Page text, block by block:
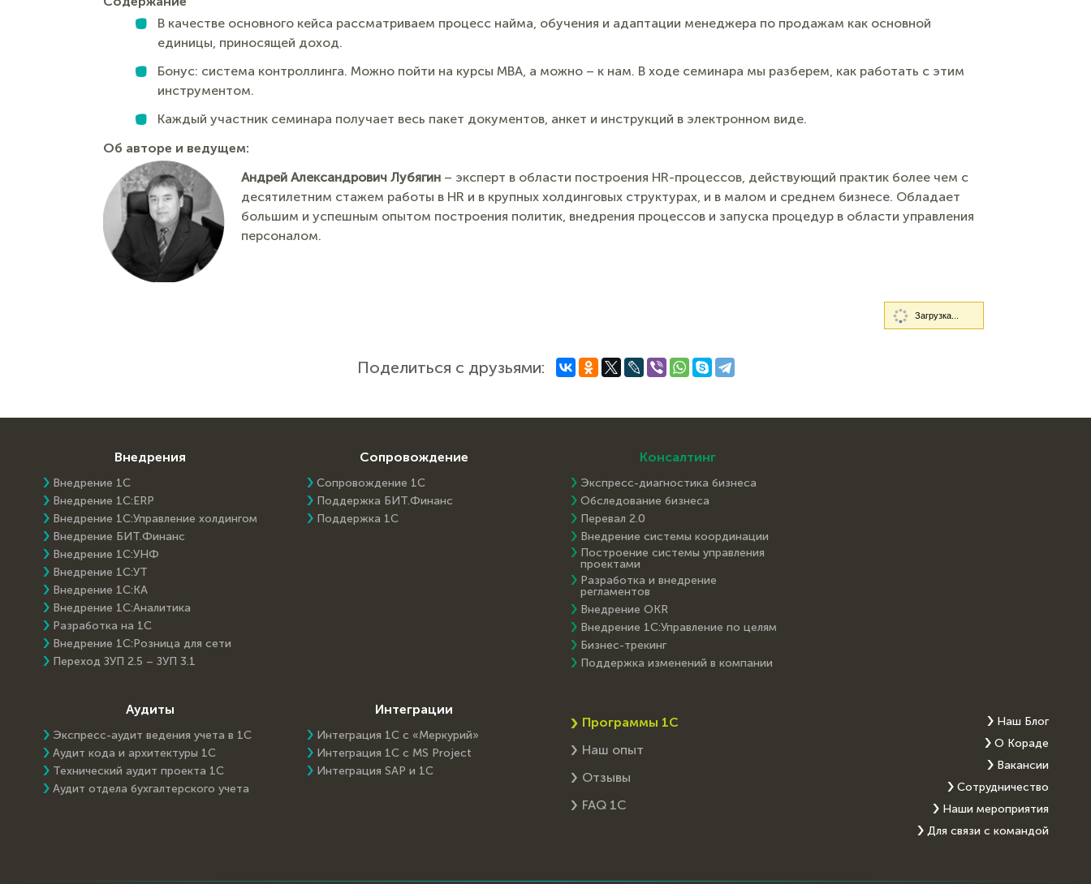
В качестве основного кейса рассматриваем процесс найма, обучения и адаптации менеджера по продажам как основной
единицы, приносящей доход.
Бонус: система контроллинга. Можно пойти на курсы MBA, а можно – к нам. В ходе семинара мы разберем, как работать с этим
инструментом.
Каждый участник семинара получает весь пакет документов, анкет и инструкций в электронном виде.
Об авторе и ведущем:
Андрей Александрович Лубягин – эксперт в области построения HR-процессов, действующий практик более чем с
десятилетним стажем работы в HR и в крупных холдинговых структурах, и в малом и среднем бизнесе. Обладает
большим и успешным опытом построения политик, внедрения процессов и запуска процедур в области управления
персоналом.
Поделиться с друзьями:
Внедрения
Внедрение 1С
Внедрение 1C:ERP
Внедрение 1С:Управление холдингом
Внедрение БИТ.Финанс
Внедрение 1С:УНФ
Внедрение 1С:УТ
Внедрение 1С:КА
Внедрение 1С:Аналитика
Разработка на 1С
Внедрение 1С:Розница для сети
Переход ЗУП 2.5 – ЗУП 3.1
Сопровождение
Сопровождение 1С
Поддержка БИТ.Финанс
Поддержка 1С
Консалтинг
Экспресс-диагностика бизнеса
Обследование бизнеса
Перевал 2.0
Внедрение системы координации
Построение системы управления
проектами
Разработка и внедрение
регламентов
Внедрение OKR
Внедрение 1С:Управление по целям
Бизнес-трекинг
Поддержка изменений в компании
Аудиты
Экспресс-аудит ведения учета в 1С
Аудит кода и архитектуры 1С
Технический аудит проекта 1С
Аудит отдела бухгалтерского учета
Интеграции
Интеграция 1С с «Меркурий»
Интеграция 1С с MS Project
Интеграция SAP и 1C
Программы 1С
Наш опыт
Отзывы
FAQ 1С
Наш Блог
О Кораде
Вакансии
Сотрудничество
Наши мероприятия
Для связи с командой
Загрузка...